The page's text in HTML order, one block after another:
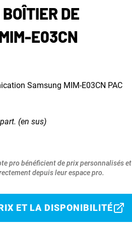
DE
E03CN
Samsung MIM-E03CN PAC
(en sus)
pro bénéficient de prix personnalisés et
depuis leur espace pro.
ET LA DISPONIBILITÉ